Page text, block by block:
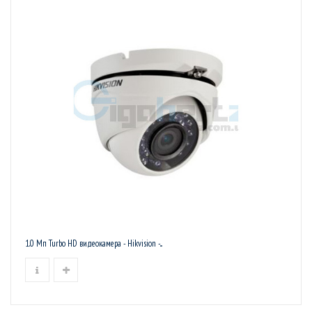
1.0 Мп Turbo HD видеокамера - Hikvision -...